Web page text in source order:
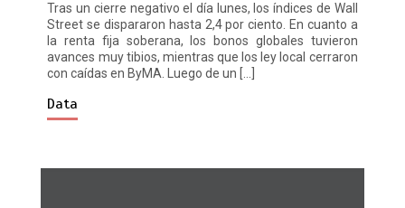
Tras un cierre negativo el día lunes, los índices de Wall
Street se dispararon hasta 2,4 por ciento. En cuanto a
la renta fija soberana, los bonos globales tuvieron
avances muy tibios, mientras que los ley local cerraron
con caídas en ByMA. Luego de un […]
Data